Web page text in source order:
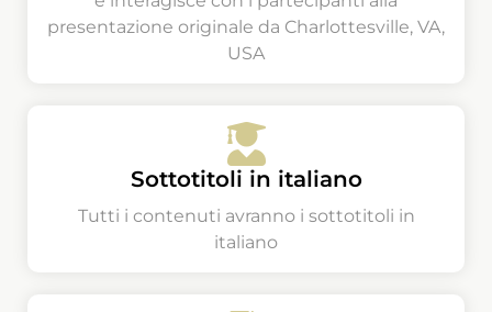
presentazione originale da Charlottesville, VA,
USA
Sottotitoli in italiano
Tutti i contenuti avranno i sottotitoli in
italiano